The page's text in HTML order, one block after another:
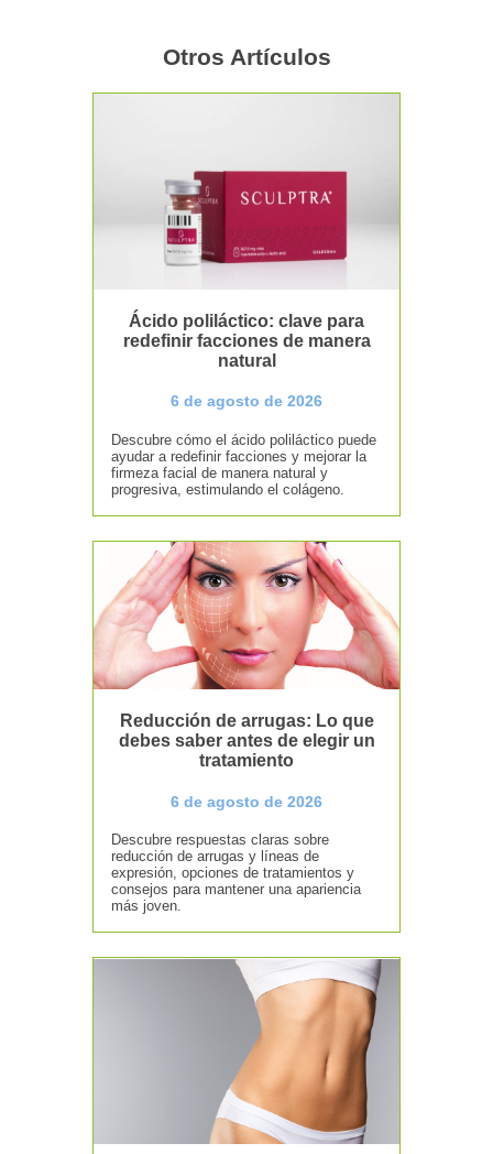
Otros Artículos
Ácido poliláctico: clave para
redefinir facciones de manera
natural
6 de agosto de 2026
Descubre cómo el ácido poliláctico puede
ayudar a redefinir facciones y mejorar la
firmeza facial de manera natural y
progresiva, estimulando el colágeno.
Reducción de arrugas: Lo que
debes saber antes de elegir un
tratamiento
6 de agosto de 2026
Descubre respuestas claras sobre
reducción de arrugas y líneas de
expresión, opciones de tratamientos y
consejos para mantener una apariencia
más joven.